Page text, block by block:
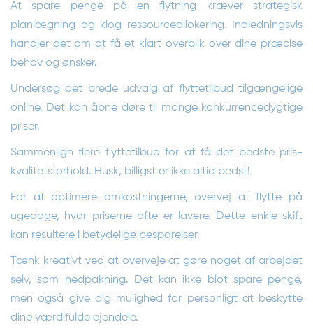
At spare penge på en flytning kræver strategisk
planlægning og klog ressourceallokering. Indledningsvis
handler det om at få et klart overblik over dine præcise
behov og ønsker.
Undersøg det brede udvalg af flyttetilbud tilgængelige
online. Det kan åbne døre til mange konkurrencedygtige
priser.
Sammenlign flere flyttetilbud for at få det bedste pris-
kvalitetsforhold. Husk, billigst er ikke altid bedst!
For at optimere omkostningerne, overvej at flytte på
ugedage, hvor priserne ofte er lavere. Dette enkle skift
kan resultere i betydelige besparelser.
Tænk kreativt ved at overveje at gøre noget af arbejdet
selv, som nedpakning. Det kan ikke blot spare penge,
men også give dig mulighed for personligt at beskytte
dine værdifulde ejendele.